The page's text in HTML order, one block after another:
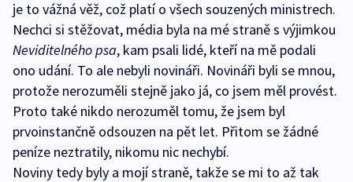
je to vážná věž, což platí o všech souzených ministrech.
Nechci si stěžovat, média byla na mé straně s výjimkou
Neviditelného psa, kam psali lidé, kteří na mě podali
ono udání. To ale nebyli novináři. Novináři byli se mnou,
protože nerozuměli stejně jako já, co jsem měl provést.
Proto také nikdo nerozuměl tomu, že jsem byl
prvoinstančně odsouzen na pět let. Přitom se žádné
peníze neztratily, nikomu nic nechybí.
Noviny tedy byly a mojí straně, takže se mi to až tak